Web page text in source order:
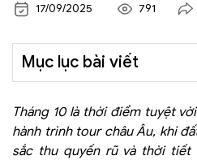
17/09/2025 791
Mục lục bài viết
Tháng 10 là thời điểm tuyệt
hành trình tour châu Âu, khi
sắc thu quyến rũ và thời